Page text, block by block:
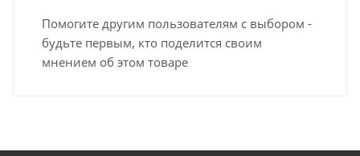
Помогите другим пользователям с выбором -
будьте первым, кто поделится своим
мнением об этом товаре